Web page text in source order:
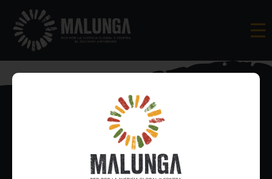
Inscríbete al boletín informativo